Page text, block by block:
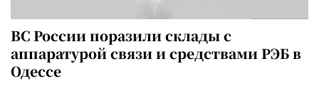
ВС России поразили склады с
аппаратурой связи и средствами РЭБ в
Одессе